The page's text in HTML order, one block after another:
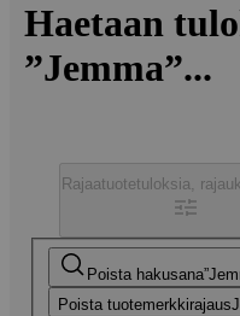
Haetaan
”Jemma”...
Poista hakusana
Poista tuotemerkkirajaus
Rajaatuotetuloksia,